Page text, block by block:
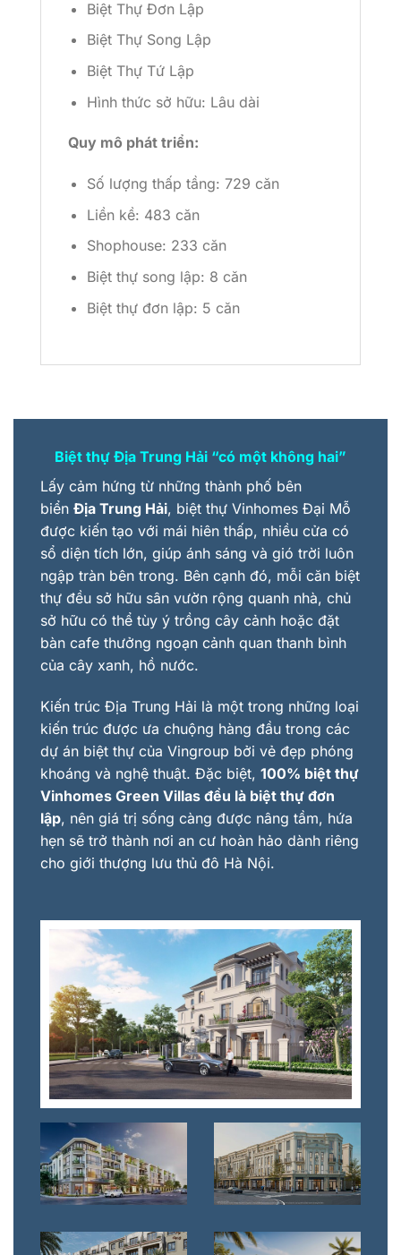
Biệt Thự Đơn Lập
Biệt Thự Song Lập
Biệt Thự Tứ Lập
Hình thức sở hữu: Lâu dài
Quy mô phát triển:
Số lượng thấp tầng: 729 căn
Liền kề: 483 căn
Shophouse: 233 căn
Biệt thự song lập: 8 căn
Biệt thự đơn lập: 5 căn
Biệt thự Địa Trung Hải “có một không hai”
Lấy cảm hứng từ những thành phố bên
biển Địa Trung Hải, biệt thự Vinhomes Đại Mỗ
được kiến tạo với mái hiên thấp, nhiều cửa có
sổ diện tích lớn, giúp ánh sáng và gió trời luôn
ngập tràn bên trong. Bên cạnh đó, mỗi căn biệt
thự đều sở hữu sân vườn rộng quanh nhà, chủ
sở hữu có thể tùy ý trồng cây cảnh hoặc đặt
bàn cafe thưởng ngoạn cảnh quan thanh bình
của cây xanh, hồ nước.
Kiến trúc Địa Trung Hải là một trong những loại
kiến trúc được ưa chuộng hàng đầu trong các
dự án biệt thự của Vingroup bởi vẻ đẹp phóng
khoáng và nghệ thuật. Đặc biệt, 100% biệt thự
Vinhomes Green Villas đều là biệt thự đơn
lập, nên giá trị sống càng được nâng tầm, hứa
hẹn sẽ trở thành nơi an cư hoàn hảo dành riêng
cho giới thượng lưu thủ đô Hà Nội.